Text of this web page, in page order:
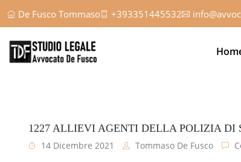
De Fusco Tommaso +393351445532
1227 ALLIEVI AGENTI DELLA POLIZIA DI
14 Dicembre 2021 Tommaso De Fusco